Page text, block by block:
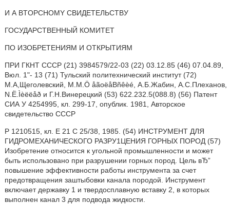
И А BTOPCHOMY СВИДЕТЕЛЬСТВУ
ГОСУДАРСТВЕННЫЙ КОМИТЕТ
ПО ИЗОБРЕТЕНИЯМ И ОТКРЫТИЯМ
ПРИ ГКНТ СССР (21) 3984579/22-03 (22) 03.12.85 (46) 07.04.89,
Вюл. 1"- 13 (71) Тульский политехнический институт (72)
M.А,Щеголевский, М.M.Ö åãoëåBñêèé, А.Б.Жабин, А.С.Плеханов,
N.Ë.Ìèëëåð и Г.Н.Винерецкий (53) 622.232.5(088.8) (56) Патент
СИА У 4254995, кл. 299-17, опублик. 1981, Авторское
свидетельство СССР
Р 1210515, кл. E 21 С 25/38, 1985. (54) ИНСТРУМЕНТ ДЛЯ
ГИДРОМЕХАНИЧЕСКОГО РАЗРУ1ЦЕНИЯ ГОРНЫХ ПОРОД (57)
Изобретение относится к угольной промышленности и может
быть использовано при разрушении горных пород. Цель вЂ”
повышение эффективности работы инструмента за счет
предотвращения заштыбовки канала породой. Инструмент
включает державку 1 и твердосплавную вставку 2, в которых
выполнен канал 3 для подвода жидкости.